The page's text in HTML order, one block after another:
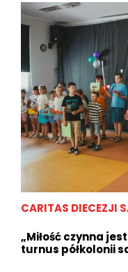
CARITAS DIECEZJI
„Miłość czynna
turnus półkolonii